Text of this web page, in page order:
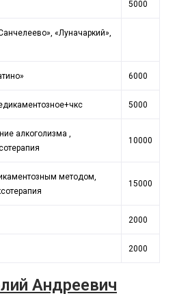
5000
«Луначаркий»,
6000
5000
алкоголизма ,
10000
методом,
15000
2000
2000
Андреевич